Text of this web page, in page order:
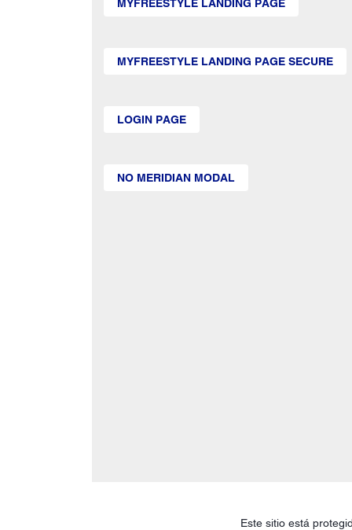
MYFREESTYLE LANDING PAGE
MYFREESTYLE LANDING PAGE SECURE
LOGIN PAGE
NO MERIDIAN MODAL
Este sitio está